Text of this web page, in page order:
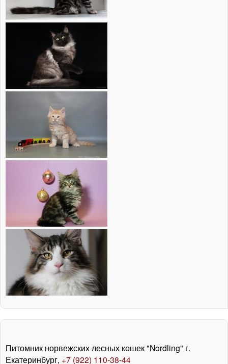
Питомник норвежских лесных кошек "Nordling" г.
Екатеринбург, +7 (922) 110-38-44